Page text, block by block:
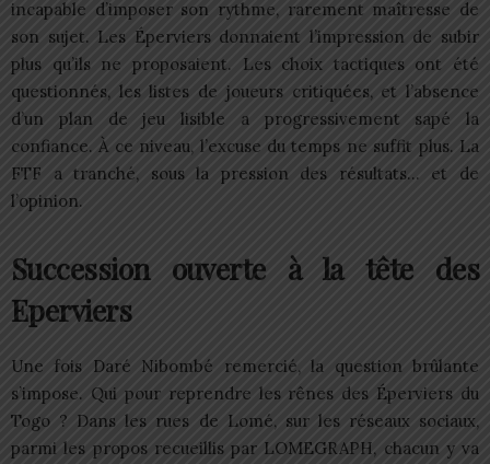
incapable d’imposer son rythme, rarement maîtresse de
son sujet. Les Éperviers donnaient l’impression de subir
plus qu’ils ne proposaient. Les choix tactiques ont été
questionnés, les listes de joueurs critiquées, et l’absence
d’un plan de jeu lisible a progressivement sapé la
confiance. À ce niveau, l’excuse du temps ne suffit plus. La
FTF a tranché, sous la pression des résultats… et de
l’opinion.
Succession ouverte à la tête des
Eperviers
Une fois Daré Nibombé remercié, la question brûlante
s’impose. Qui pour reprendre les rênes des Éperviers du
Togo ? Dans les rues de Lomé, sur les réseaux sociaux,
parmi les propos recueillis par LOMEGRAPH, chacun y va